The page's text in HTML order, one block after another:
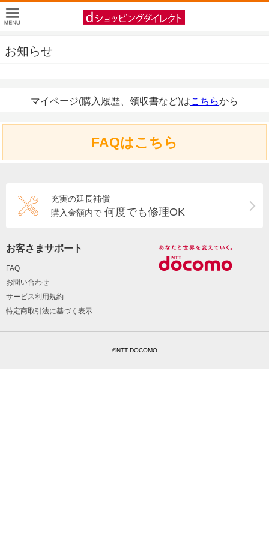
お知らせ
マイページ(購入履歴、領収書など)はこちらから
FAQはこちら
充実の延長補償
購入金額内で 何度でも修理OK
お客さまサポート
FAQ
お問い合わせ
サービス利用規約
特定商取引法に基づく表示
©NTT DOCOMO